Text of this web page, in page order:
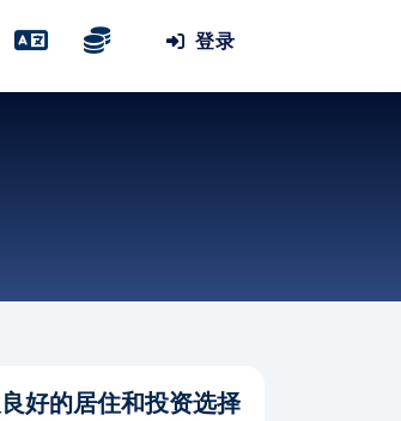
登录
好的居住和投资选择